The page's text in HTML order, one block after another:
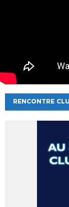
RENCONTRE